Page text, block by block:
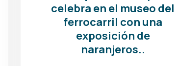
celebra en el museo del
ferrocarril con una
exposición de
naranjeros..